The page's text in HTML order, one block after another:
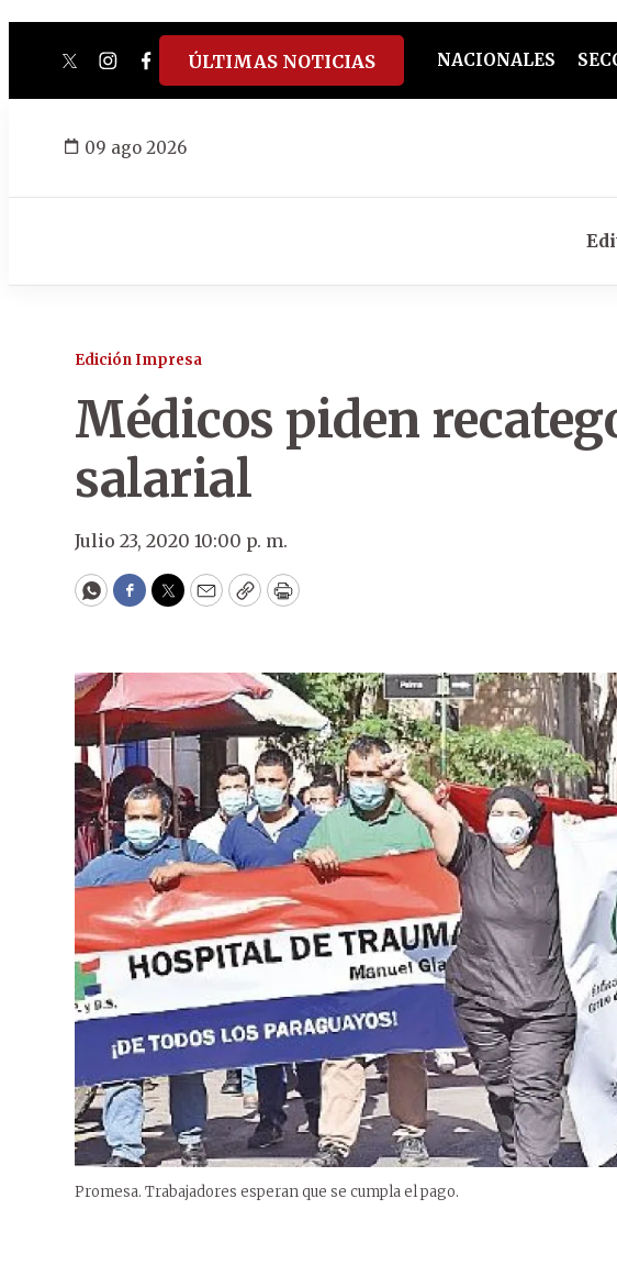
twitterinstagram
facebook
tiktokyoutube
spotify
ÚLTIMAS NOTICIAS NACIONALES
09 ago 2026
Edición Impresa
Médicos piden
salarial
Julio 23, 2020 10:00 p. m.
WhatsApp
Facebook
Twitter
EmailCopyPrint
Promesa. Trabajadores esperan que se cumpla el pago.